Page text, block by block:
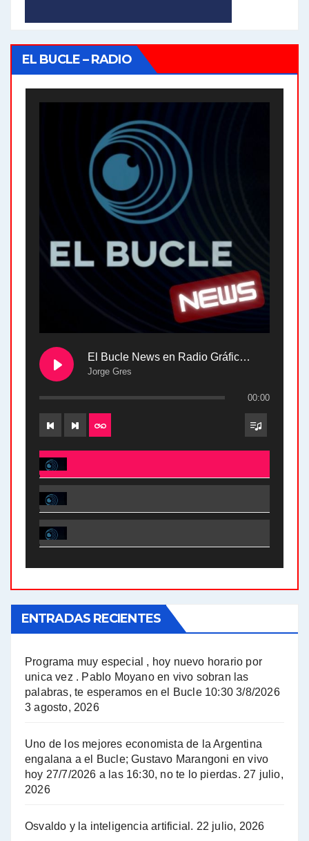
EL BUCLE – RADIO
El Bucle News en Radio Gráfica. Bloque 2 . 28.04.24
Jorge Gres
00:00
El Bucle News en Radio Gráfica. Bloque 2 . 28.04.24 - Jorge Gres
El Bucle News en Radio Gráfica. Bloque 1 . 28.04.24 - Jorge Gres
El Bucle News en Radio Gráfica. Bloque 2 . 21.04.24 - Jorge Gres
A mayor poder al empresariado le cuesta encontrar resistencia - Jose Urtubey con Jorge Gres
Hugo Yasky : Día de la Militancia - Hugo Yasky con Jorge Gres
Hugo Yasky sobre la Coordinadora de las Industrias de Productos Alimenticios (COPAL) - Hugo Yasky con Jorge Gres
ENTRADAS RECIENTES
Programa muy especial , hoy nuevo horario por
unica vez . Pablo Moyano en vivo sobran las
palabras, te esperamos en el Bucle 10:30 3/8/2026
3 agosto, 2026
Uno de los mejores economista de la Argentina
engalana a el Bucle; Gustavo Marangoni en vivo
hoy 27/7/2026 a las 16:30, no te lo pierdas. 27 julio,
2026
Osvaldo y la inteligencia artificial. 22 julio, 2026